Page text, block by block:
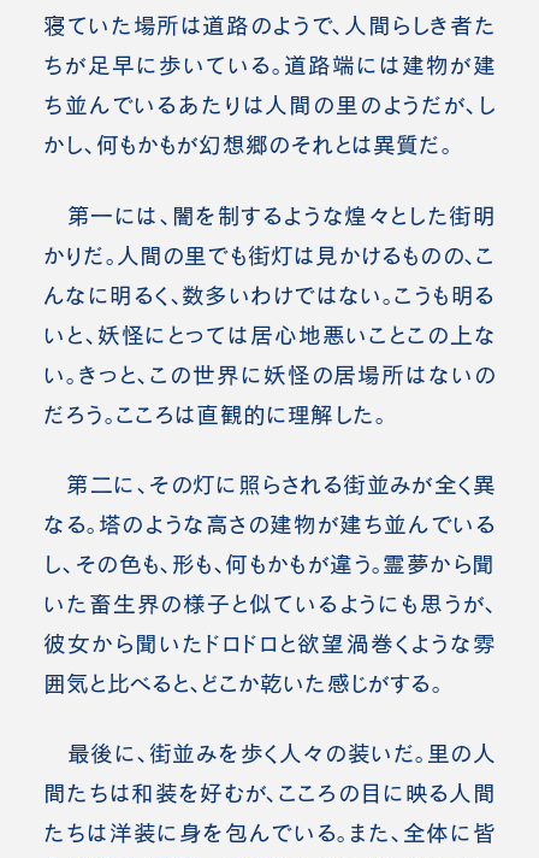
寝ていた場所は道路のようで、人間らしき者た
ちが足早に歩いている。道路端には建物が建
ち並んでいるあたりは人間の里のようだが、し
かし、何もかもが幻想郷のそれとは異質だ。
第一には、闇を制するような煌々とした街明
かりだ。人間の里でも街灯は見かけるものの、こ
んなに明るく、数多いわけではない。こうも明る
いと、妖怪にとっては居心地悪いことこの上な
い。きっと、この世界に妖怪の居場所はないの
だろう。こころは直観的に理解した。
第二に、その灯に照らされる街並みが全く異
なる。塔のような高さの建物が建ち並んでいる
し、その色も、形も、何もかもが違う。霊夢から聞
いた畜生界の様子と似ているようにも思うが、
彼女から聞いたドロドロと欲望渦巻くような雰
囲気と比べると、どこか乾いた感じがする。
最後に、街並みを歩く人々の装いだ。里の人
間たちは和装を好むが、こころの目に映る人間
たちは洋装に身を包んでいる。また、全体に皆